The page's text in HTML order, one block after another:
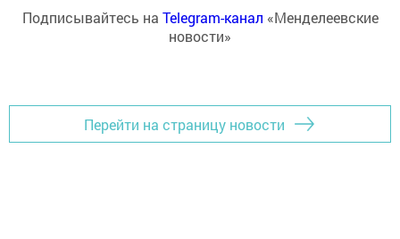
Подписывайтесь на Telegram-канал «Менделеевские
новости»
Перейти на страницу новости